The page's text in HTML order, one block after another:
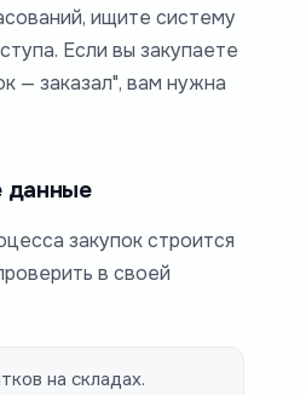
ищите систему
Если вы закупаете
— заказал", вам нужна
данные
закупок строится
в своей
на складах.